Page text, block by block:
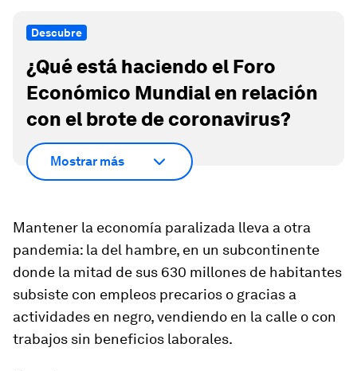
Descubre
¿Qué está haciendo el Foro
Económico Mundial en relación
con el brote de coronavirus?
Mostrar más
Mantener la economía paralizada lleva a otra
pandemia: la del hambre, en un subcontinente
donde la mitad de sus 630 millones de habitantes
subsiste con empleos precarios o gracias a
actividades en negro, vendiendo en la calle o con
trabajos sin beneficios laborales.